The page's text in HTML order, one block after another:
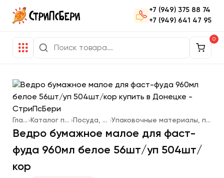
+7 (949) 375 88 74
+7 (949) 641 47 95
0
Главная Каталог продукции Посуда, упаковка Упаковочные материалы, посуда одноразовая
Ведро бумажное малое для фаст-
фуда 960мл белое 56шт/уп 504шт/
кор